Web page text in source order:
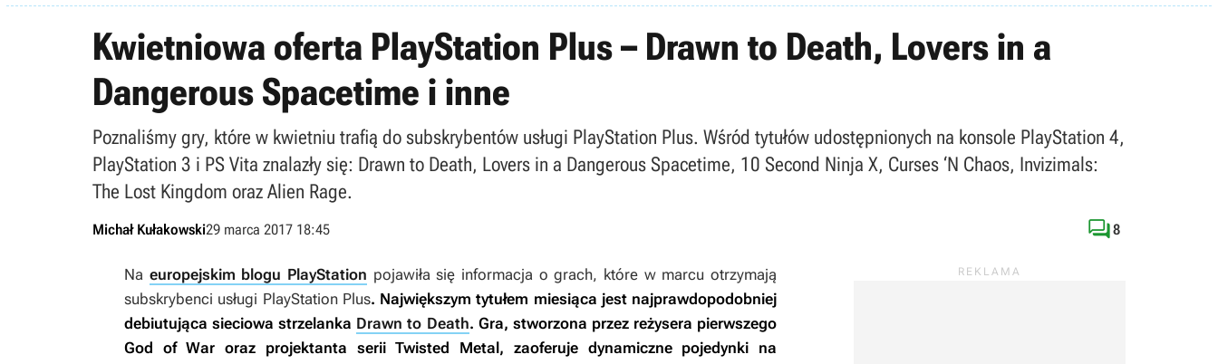
Kwietniowa oferta PlayStation Plus – Drawn to Death, Lovers in a
Dangerous Spacetime i inne
Poznaliśmy gry, które w kwietniu trafią do subskrybentów usługi PlayStation Plus. Wśród tytułów udostępnionych na konsole PlayStation 4,
PlayStation 3 i PS Vita znalazły się: Drawn to Death, Lovers in a Dangerous Spacetime, 10 Second Ninja X, Curses ‘N Chaos, Invizimals:
The Lost Kingdom oraz Alien Rage.
Michał Kułakowski29 marca 2017 18:45 8
Na europejskim blogu PlayStation pojawiła się informacja o grach, które w marcu otrzymają
subskrybenci usługi PlayStation Plus. Największym tytułem miesiąca jest najprawdopodobniej
debiutująca sieciowa strzelanka Drawn to Death. Gra, stworzona przez reżysera pierwszego
God of War oraz projektanta seriiTwisted Metal, zaoferuje dynamiczne pojedynki na